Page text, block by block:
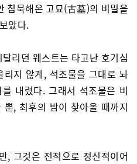
침묵해온 고묘(古墓)의 비밀을
았다.
리던 웨스트는 타고난 호기심
지 않게, 석조물을 그대로 놔
내렸다. 그래서 석조물은 비
, 최후의 밤이 찾아올 때까지
, 그것은 전적으로 정신적이어